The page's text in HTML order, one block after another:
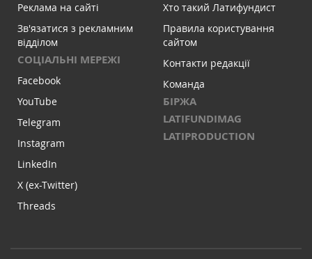
Реклама на сайті
Зв'язатися з рекламним
відділом
СОЦІАЛЬНІ МЕРЕЖІ
Facebook
YouTube
Telegram
Instagram
LinkedIn
X (ex-Twitter)
Threads
Хто такий Латифундист
Правила користування
сайтом
Контакти редакції
Команда
БІРЖА
LATIFUNDIMAG
LATIPRODUCTION